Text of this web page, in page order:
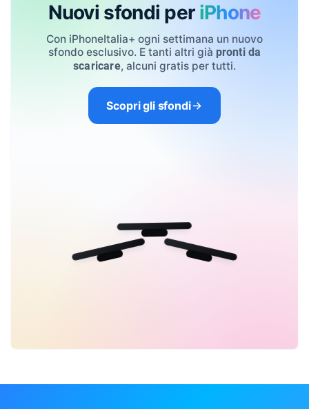
Nuovi sfondi per iPhone
Con iPhoneItalia+ ogni settimana un nuovo
sfondo esclusivo. E tanti altri già pronti da
scaricare, alcuni gratis per tutti.
Scopri gli sfondi